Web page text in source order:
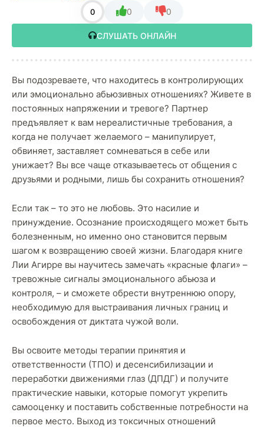
0 0 0
СЛУШАТЬ ОНЛАЙН
Вы подозреваете, что находитесь в контролирующих
или эмоционально абьюзивных отношениях? Живете в
постоянных напряжении и тревоге? Партнер
предъявляет к вам нереалистичные требования, а
когда не получает желаемого – манипулирует,
обвиняет, заставляет сомневаться в себе или
унижает? Вы все чаще отказываетесь от общения с
друзьями и родными, лишь бы сохранить отношения?
Если так – то это не любовь. Это насилие и
принуждение. Осознание происходящего может быть
болезненным, но именно оно становится первым
шагом к возвращению своей жизни. Благодаря книге
Лии Агирре вы научитесь замечать «красные флаги» –
тревожные сигналы эмоционального абьюза и
контроля, – и сможете обрести внутреннюю опору,
необходимую для выстраивания личных границ и
освобождения от диктата чужой воли.
Вы освоите методы терапии принятия и
ответственности (ТПО) и десенсибилизации и
переработки движениями глаз (ДПДГ) и получите
практические навыки, которые помогут укрепить
самооценку и поставить собственные потребности на
первое место. Выход из токсичных отношений